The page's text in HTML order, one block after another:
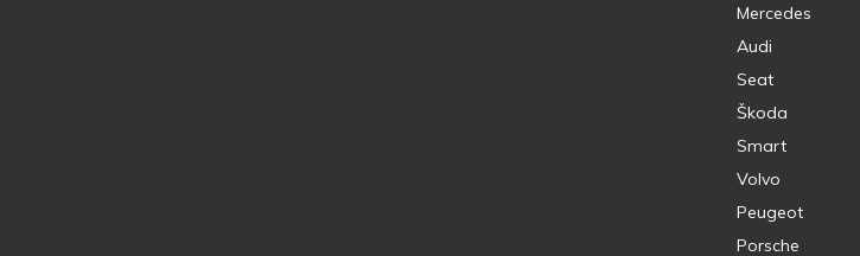
Mercedes
Audi
Seat
Škoda
Smart
Volvo
Peugeot
Porsche